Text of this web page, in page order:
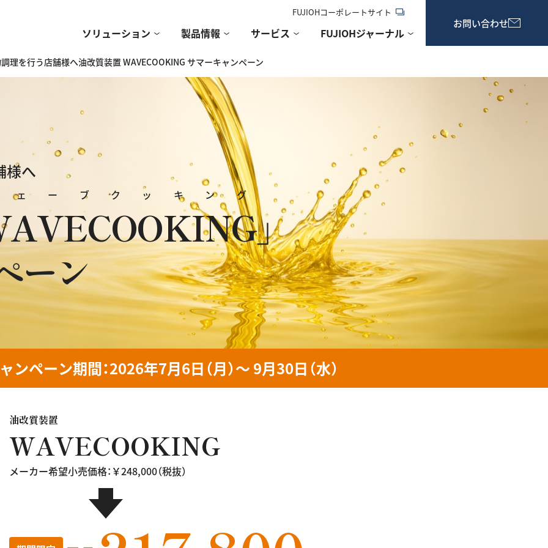
FUJIOHコーポレートサイト
ソリューション 製品情報 サービス FUJIOHジャーナル
お問い合わせ
理を行う店舗様へ油改質装置 WAVECOOKING サマーキャンペーン
様へ
ェーブクッキング
」
ーン
ンペーン期間：2026年7月6日（月）～ 9月30日（水）
油改質装置
WAVECOOKING
メーカー希望小売価格：￥248,000（税抜）